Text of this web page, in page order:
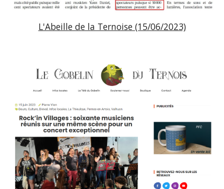
L'Abeille de la Ternoise (15/06/2023)